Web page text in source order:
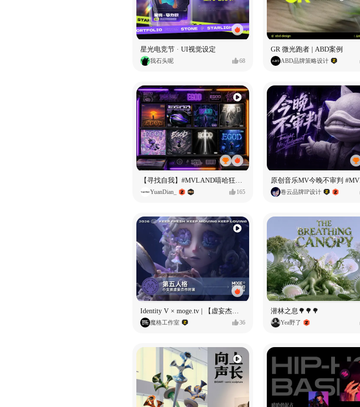
星光电竞节 · UI视觉设定
我石头呢 68
GR 微光跑者 | ABD案例
ABD品牌策略设计
YuanDian_ 165 卷云品牌IP设计
Identity V × moge.tv | 【虚妄杰作时装】“小女孩”
魔格工作室 36
潜林之息🌳🌳🌳
Yea野了